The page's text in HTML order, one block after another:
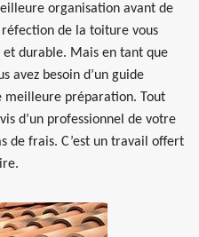
organisation avant de
de la toiture vous
durable. Mais en tant que
avez besoin d’un guide
meilleure préparation. Tout
d’un professionnel de votre
de frais. C’est un travail offert